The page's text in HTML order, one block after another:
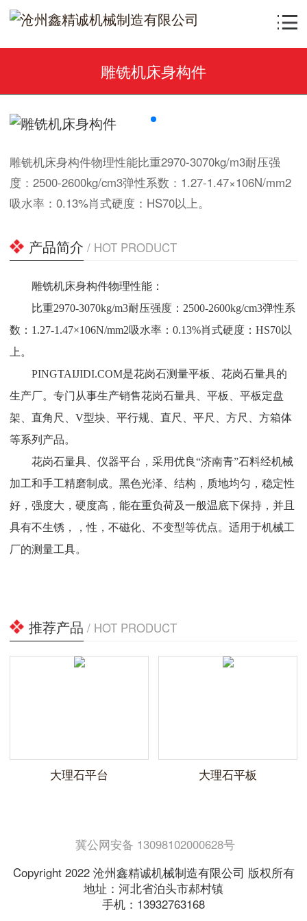
雕铣机床身构件
雕铣机床身构件物理性能比重2970-3070kg/m3耐压强
度：2500-2600kg/cm3弹性系数：1.27-1.47×106N/mm2
吸水率：0.13%肖式硬度：HS70以上。
产品简介 / HOT PRODUCT
雕铣机床身构件物理性能：
比重2970-3070kg/m3耐压强度：2500-2600kg/cm3弹性系
数：1.27-1.47×106N/mm2吸水率：0.13%肖式硬度：HS70以
上。
PINGTAIJIDI.COM是花岗石测量平板、花岗石量具的
生产厂。专门从事生产销售花岗石量具、平板、平板定盘
架、直角尺、V型块、平行规、直尺、平尺、方尺、方箱体
等系列产品。
花岗石量具、仪器平台，采用优良“济南青”石料经机械
加工和手工精磨制成。黑色光泽、结构，质地均匀，稳定性
好，强度大，硬度高，能在重负荷及一般温底下保持，并且
具有不生锈，，性，不磁化、不变型等优点。适用于机械工
厂的测量工具。
推荐产品 / HOT PRODUCT
大理石平台 大理石平板
冀公网安备 13098102000628号
Copyright 2022 沧州鑫精诚机械制造有限公司 版权所有
地址：河北省泊头市郝村镇
手机：13932763168